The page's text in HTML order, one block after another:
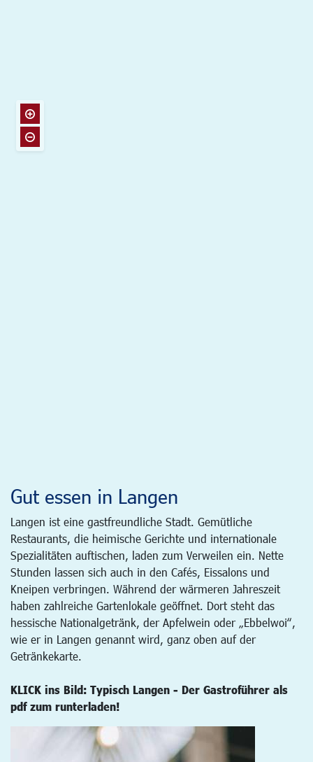
Gut essen in Langen
Langen ist eine gastfreundliche Stadt. Gemütliche
Restaurants, die heimische Gerichte und internationale
Spezialitäten auftischen, laden zum Verweilen ein. Nette
Stunden lassen sich auch in den Cafés, Eissalons und
Kneipen verbringen. Während der wärmeren Jahreszeit
haben zahlreiche Gartenlokale geöffnet. Dort steht das
hessische Nationalgetränk, der Apfelwein oder „Ebbelwoi“,
wie er in Langen genannt wird, ganz oben auf der
Getränkekarte.
KLICK ins Bild: Typisch Langen - Der Gastroführer als
pdf zum runterladen!